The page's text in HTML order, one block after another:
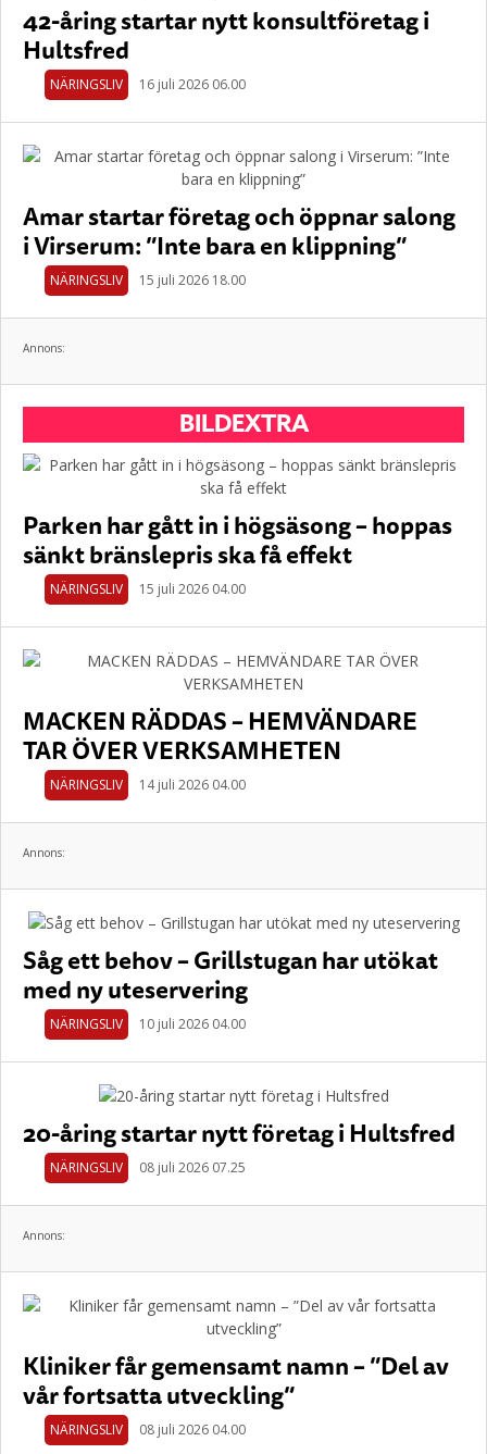
42-åring startar nytt konsultföretag i
Hultsfred
NÄRINGSLIV 16 juli 2026 06.00
Amar startar företag och öppnar salong
i Virserum: ”Inte bara en klippning”
NÄRINGSLIV 15 juli 2026 18.00
Annons:
BILDEXTRA
Parken har gått in i högsäsong – hoppas
sänkt bränslepris ska få effekt
NÄRINGSLIV 15 juli 2026 04.00
MACKEN RÄDDAS – HEMVÄNDARE
TAR ÖVER VERKSAMHETEN
NÄRINGSLIV 14 juli 2026 04.00
Annons:
Såg ett behov – Grillstugan har utökat
med ny uteservering
NÄRINGSLIV 10 juli 2026 04.00
20-åring startar nytt företag i Hultsfred
NÄRINGSLIV 08 juli 2026 07.25
Annons:
Kliniker får gemensamt namn – ”Del av
vår fortsatta utveckling”
NÄRINGSLIV 08 juli 2026 04.00